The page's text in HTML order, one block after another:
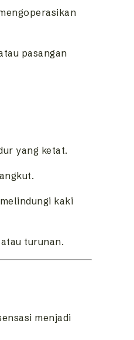
pasangan
yang ketat.
kaki
turunan.
menjadi